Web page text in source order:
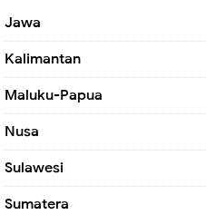
Jawa
Kalimantan
Maluku-Papua
Nusa
Sulawesi
Sumatera